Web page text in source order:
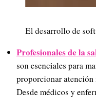
El desarrollo de
Profesionales de la
son esenciales para
proporcionar atención
Desde médicos y